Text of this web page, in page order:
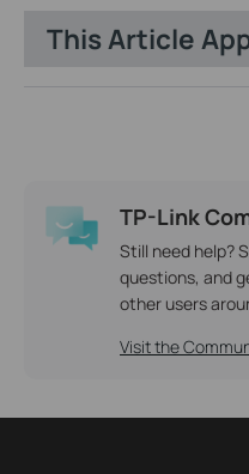
This Article
TP-Link
Still need help?
questions, and
other users
Visit the